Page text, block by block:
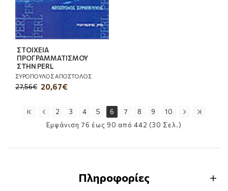
ΣΤΟΙΧΕΙΑ
ΠΡΟΓΡΑΜΜΑΤΙΣΜΟΥ
ΣΤΗΝ PERL
ΣΥΡΟΠΟΥΛΟΣ ΑΠΟΣΤΟΛΟΣ
20,67€
27,56€
2 3 4 5 6 7 8 9
10
Εμφάνιση 76 έως 90 από 442 (30 Σελ.)
Πληροφορίες